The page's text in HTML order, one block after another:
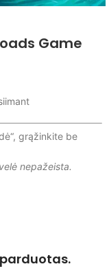
Game
grąžinkite be
nepažeista.